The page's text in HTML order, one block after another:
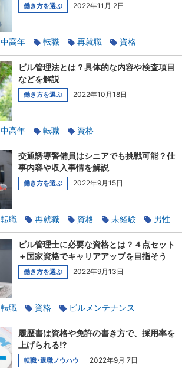
働き方を選ぶ 2022年11月 2日
中高年 転職 再就職
資格
ビル管理法とは？具体的な内容や検査項目
などを解説
働き方を選ぶ 2022年10月18日
中高年 転職
資格
交通誘導警備員はシニアでも挑戦可能？仕
事内容や収入事情を解説
働き方を選ぶ 2022年9月15日
転職 再就職 資格 未経験
男性
ビル管理士に必要な資格とは？４点セット
＋国家資格でキャリアアップを目指そう
働き方を選ぶ 2022年9月13日
転職 資格 ビルメンテナンス
履歴書は資格や免許の書き方で、採用率を
上げられる⁉
転職･退職ノウハウ 2022年9月 7日